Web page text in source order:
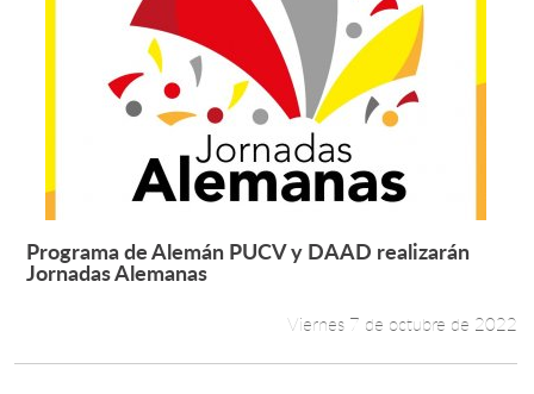
Leer más +
Programa de Alemán PUCV y DAAD realizarán
Jornadas Alemanas
Viernes 7 de octubre de 2022